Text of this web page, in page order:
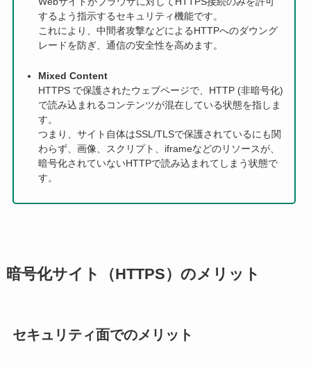
するよう指示するセキュリティ機能です。
これにより、中間者攻撃などによるHTTPへのダウング
レードを防ぎ、通信の安全性を高めます。
Mixed Content
HTTPS で保護されたウェブページで、HTTP (非暗号化)
で読み込まれるコンテンツが混在している状態を指しま
す。
つまり、サイト自体はSSL/TLSで保護されているにも関
わらず、画像、スクリプト、iframeなどのリソースが、
暗号化されていないHTTPで読み込まれてしまう状態で
す。
暗号化サイト（HTTPS）のメリット
セキュリティ面でのメリット